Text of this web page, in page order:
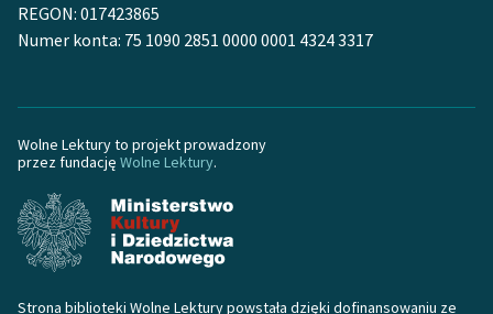
REGON: 017423865
Numer konta: 75 1090 2851 0000 0001 4324 3317
Wolne Lektury to projekt prowadzony
przez fundację Wolne Lektury.
Strona biblioteki Wolne Lektury powstała dzięki dofinansowaniu ze